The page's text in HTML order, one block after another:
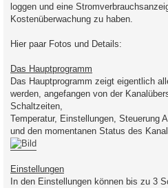
loggen und eine
Kostenüberwachung zu haben.
Hier paar Fotos und Details:
Das Hauptprogramm
Das Hauptprogramm zeigt eigentlich
werden, angefangen von der
Schaltzeiten,
Temperatur, Einstellungen, Steuerung
und den momentanen Status des
Einstellungen
In den Einstellungen können bis zu 3